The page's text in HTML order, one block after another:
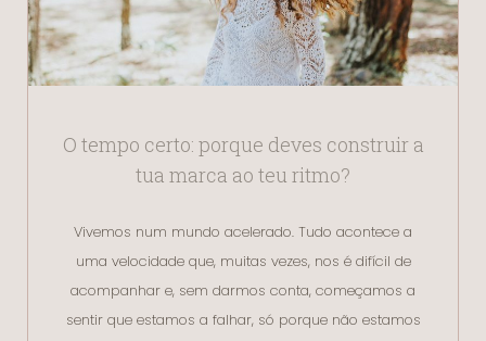
O tempo certo: porque deves construir a
tua marca ao teu ritmo?
Vivemos num mundo acelerado. Tudo acontece a
uma velocidade que, muitas vezes, nos é difícil de
acompanhar e, sem darmos conta, começamos a
sentir que estamos a falhar, só porque não estamos